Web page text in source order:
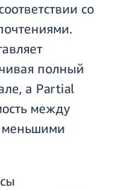
со
полный
а Partial
между
меньшими